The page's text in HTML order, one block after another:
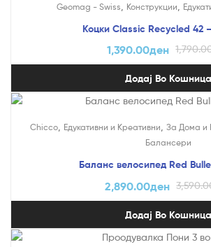
Geomag - Swiss Конструкции
Коцки Classic Recycled 42
1,390.00ден
Додај Во Кошница
Chicco, Едукативни и Креативни За Дома и
Балансери
Баланс велосипед Red
2,890.00ден
Додај Во Кошница